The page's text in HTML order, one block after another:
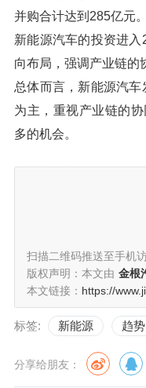
并购合计达到285亿元。
新能源汽车的投资进
向布局，强调产业链的
总体而言，新能源汽
为主，重视产业链的
多的机会。
扫描二维码推送至手机访
版权声明：本文由 金根
本文链接： https://
标签: 新能源 趋势
分享给朋友：